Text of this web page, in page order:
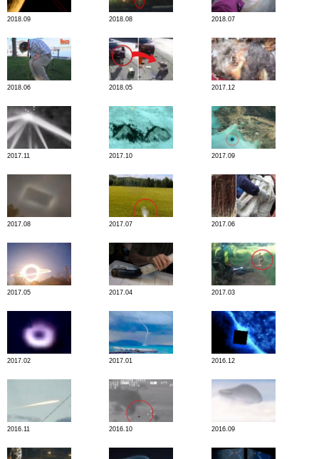
2018.09 2018.08 2018.07
2018.06 2018.05 2017.12
2017.11 2017.10 2017.09
2017.08 2017.07 2017.06
2017.05 2017.04 2017.03
2017.02 2017.01 2016.12
2016.11 2016.10 2016.09